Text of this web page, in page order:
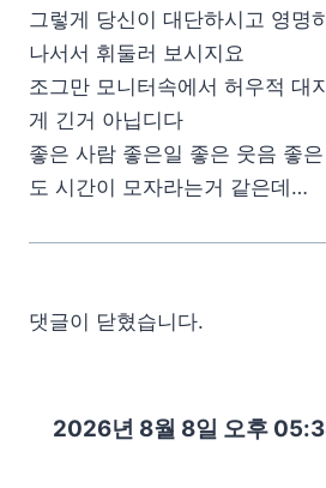
그렇게 당신이 대단하시고 영명
나서서 휘둘러 보시지요
조그만 모니터속에서 허우적 대
게 긴거 아닙디다
좋은 사람 좋은일 좋은 웃음 좋
도 시간이 모자라는거 같은데…
댓글이 닫혔습니다.
2026년 8월 8일 오후